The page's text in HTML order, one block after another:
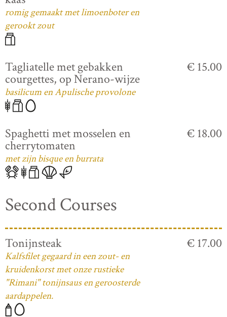
romig gemaakt met limoenboter en
gerookt zout
Tagliatelle met gebakken
courgettes, op Nerano-wijze
basilicum en Apulische provolone
€ 15.00
Spaghetti met mosselen en
cherrytomaten
met zijn bisque en burrata
€ 18.00
Second Courses
Tonijnsteak
Kalfsfilet gegaard in een zout- en
kruidenkorst met onze rustieke
"Rimani" tonijnsaus en geroosterde
aardappelen.
€ 17.00